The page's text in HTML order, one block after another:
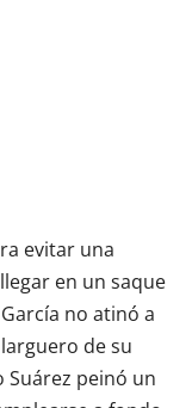
evitar una
en un saque
no atinó a
de su
Suárez peinó un